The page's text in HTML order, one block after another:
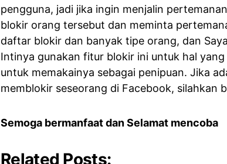
pengguna, jadi jika ingin menjalin
blokir orang tersebut dan meminta
daftar blokir dan banyak tipe orang, dan
Intinya gunakan fitur blokir ini untuk hal
untuk memakainya sebagai penipuan. Jika
memblokir seseorang di Facebook, silahkan
Semoga bermanfaat dan Selamat mencoba
Related Posts: